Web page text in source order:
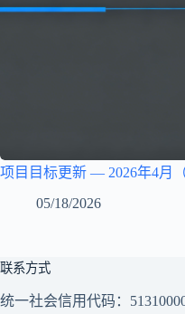
项目目标更新 — 2026年4月（
05/18/2026
联系方式
统一社会信用代码：